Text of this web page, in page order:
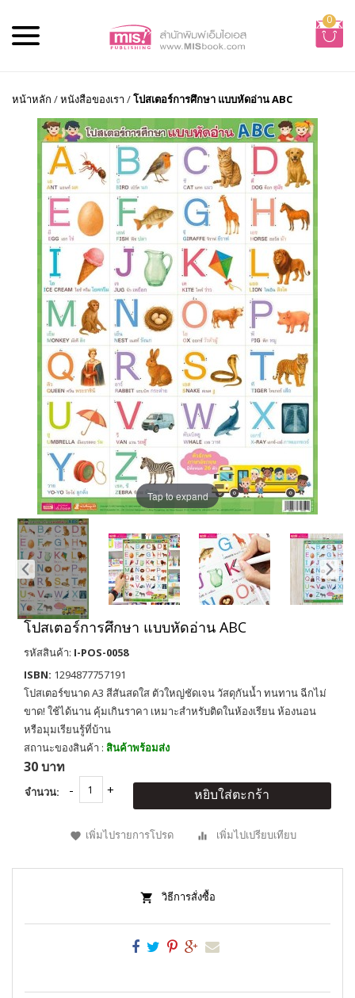
0
หน้าหลัก /หนังสือของเรา /โปสเตอร์การศึกษา แบบหัดอ่าน ABC
Tap to expand
โปสเตอร์การศึกษา แบบหัดอ่าน ABC
รหัสสินค้า: I-POS-0058
ISBN: 1294877757191
โปสเตอร์ขนาด A3 สีสันสดใส ตัวใหญ่ชัดเจน วัสดุกันน้ำ ทนทาน ฉีกไม่
ขาด! ใช้ได้นาน คุ้มเกินราคา เหมาะสำหรับติดในห้องเรียน ห้องนอน
หรือมุมเรียนรู้ที่บ้าน
สถานะของสินค้า : สินค้าพร้อมส่ง
30 บาท
จำนวน: หยิบใส่ตะกร้า
เพิ่มไปรายการโปรด เพิ่มไปเปรียบเทียบ
วิธีการสั่งซื้อ